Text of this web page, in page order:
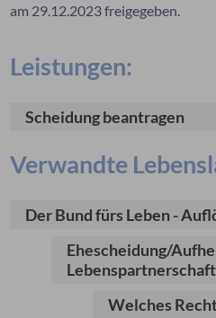
am 29.12.2023 freigegeben.
Leistungen:
Scheidung beantragen
Verwandte
Der Bund fürs Leben -
Ehescheidung/
Lebenspartnerschaft
Welches